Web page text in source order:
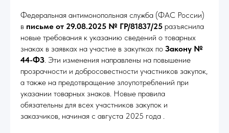
Федеральная антимонопольная служба (ФАС России)
в письме от 29.08.2025 № ГР/81837/25 разъяснила
новые требования к указанию сведений о товарных
знаках в заявках на участие в закупках по Закону №
44-ФЗ. Эти изменения направлены на повышение
прозрачности и добросовестности участников закупок,
а также на предотвращение злоупотреблений при
указании товарных знаков. Новые правила
обязательны для всех участников закупок и
заказчиков, начиная с августа 2025 года .